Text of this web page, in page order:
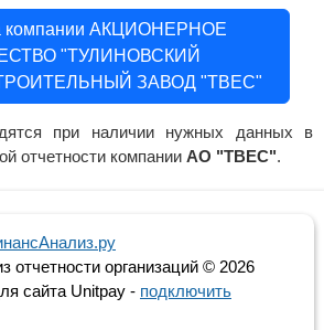
компании АКЦИОНЕРНОЕ
"ТУЛИНОВСКИЙ
ЗАВОД "ТВЕС"
при наличии нужных данных в
отчетности компании АО "ТВЕС".
отчетности организаций © 2026
сайта Unitpay - подключить